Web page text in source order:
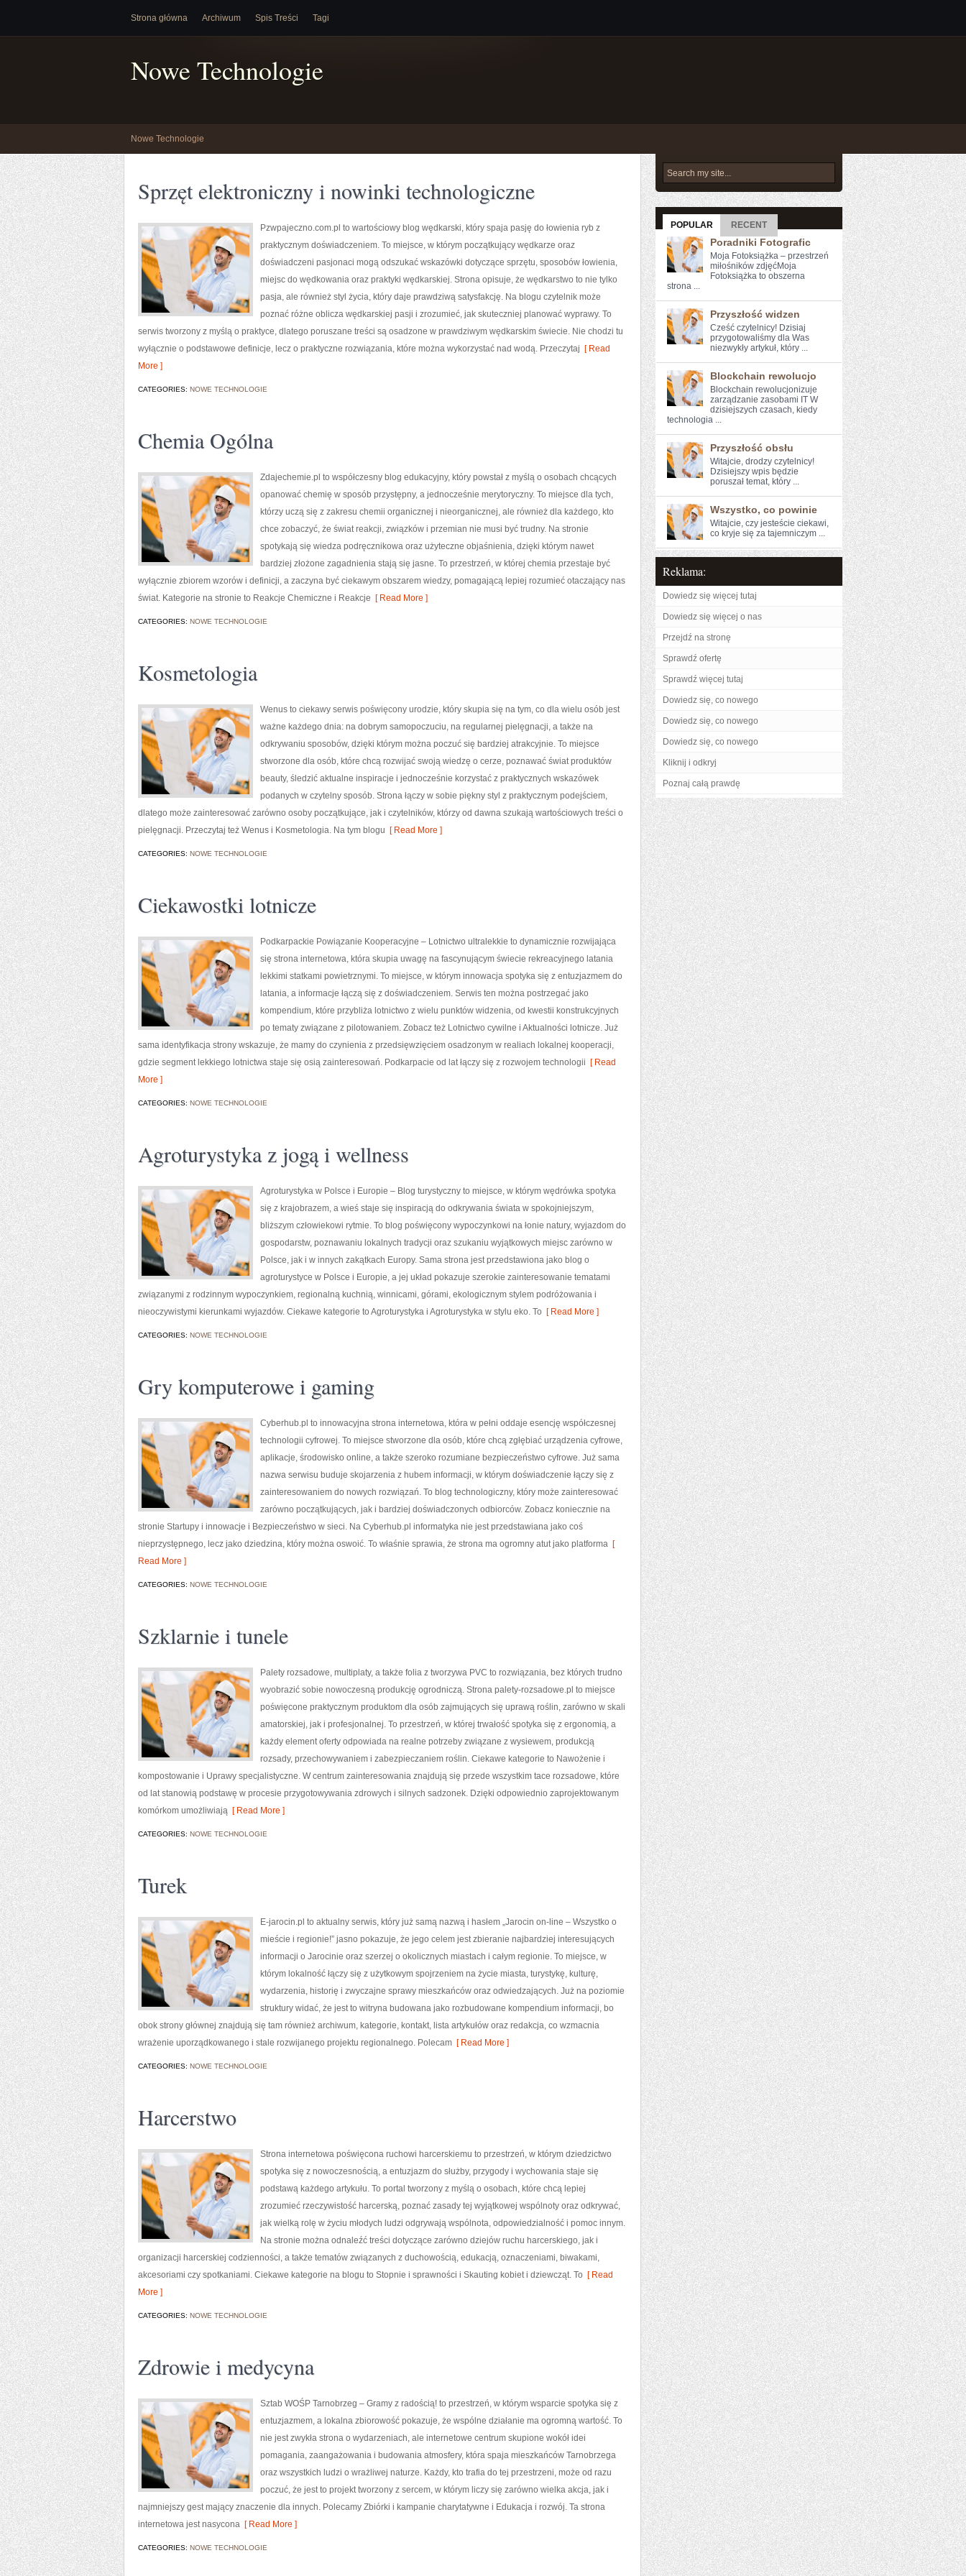
Strona główna Archiwum Spis Treści Tagi
Nowe Technologie
Nowe Technologie
Sprzęt elektroniczny i nowinki technologiczne
Pzwpajeczno.com.pl to wartościowy blog wędkarski, który spaja pasję do łowienia ryb z
praktycznym doświadczeniem. To miejsce, w którym początkujący wędkarze oraz
doświadczeni pasjonaci mogą odszukać wskazówki dotyczące sprzętu, sposobów łowienia,
miejsc do wędkowania oraz praktyki wędkarskiej. Strona opisuje, że wędkarstwo to nie tylko
pasja, ale również styl życia, który daje prawdziwą satysfakcję. Na blogu czytelnik może
poznać różne oblicza wędkarskiej pasji i zrozumieć, jak skuteczniej planować wyprawy. To
serwis tworzony z myślą o praktyce, dlatego poruszane treści są osadzone w prawdziwym wędkarskim świecie. Nie chodzi tu
wyłącznie o podstawowe definicje, lecz o praktyczne rozwiązania, które można wykorzystać nad wodą. Przeczytaj [ Read
More ]
CATEGORIES: NOWE TECHNOLOGIE
Chemia Ogólna
Zdajechemie.pl to współczesny blog edukacyjny, który powstał z myślą o osobach chcących
opanować chemię w sposób przystępny, a jednocześnie merytoryczny. To miejsce dla tych,
którzy uczą się z zakresu chemii organicznej i nieorganicznej, ale również dla każdego, kto
chce zobaczyć, że świat reakcji, związków i przemian nie musi być trudny. Na stronie
spotykają się wiedza podręcznikowa oraz użyteczne objaśnienia, dzięki którym nawet
bardziej złożone zagadnienia stają się jasne. To przestrzeń, w której chemia przestaje być
wyłącznie zbiorem wzorów i definicji, a zaczyna być ciekawym obszarem wiedzy, pomagającą lepiej rozumieć otaczający nas
świat. Kategorie na stronie to Reakcje Chemiczne i Reakcje [ Read More ]
CATEGORIES: NOWE TECHNOLOGIE
Kosmetologia
Wenus to ciekawy serwis poświęcony urodzie, który skupia się na tym, co dla wielu osób jest
ważne każdego dnia: na dobrym samopoczuciu, na regularnej pielęgnacji, a także na
odkrywaniu sposobów, dzięki którym można poczuć się bardziej atrakcyjnie. To miejsce
stworzone dla osób, które chcą rozwijać swoją wiedzę o cerze, poznawać świat produktów
beauty, śledzić aktualne inspiracje i jednocześnie korzystać z praktycznych wskazówek
podanych w czytelny sposób. Strona łączy w sobie piękny styl z praktycznym podejściem,
dlatego może zainteresować zarówno osoby początkujące, jak i czytelników, którzy od dawna szukają wartościowych treści o
pielęgnacji. Przeczytaj też Wenus i Kosmetologia. Na tym blogu [ Read More ]
CATEGORIES: NOWE TECHNOLOGIE
Ciekawostki lotnicze
Podkarpackie Powiązanie Kooperacyjne – Lotnictwo ultralekkie to dynamicznie rozwijająca
się strona internetowa, która skupia uwagę na fascynującym świecie rekreacyjnego latania
lekkimi statkami powietrznymi. To miejsce, w którym innowacja spotyka się z entuzjazmem do
latania, a informacje łączą się z doświadczeniem. Serwis ten można postrzegać jako
kompendium, które przybliża lotnictwo z wielu punktów widzenia, od kwestii konstrukcyjnych
po tematy związane z pilotowaniem. Zobacz też Lotnictwo cywilne i Aktualności lotnicze. Już
sama identyfikacja strony wskazuje, że mamy do czynienia z przedsięwzięciem osadzonym w realiach lokalnej kooperacji,
gdzie segment lekkiego lotnictwa staje się osią zainteresowań. Podkarpacie od lat łączy się z rozwojem technologii [ Read
More ]
CATEGORIES: NOWE TECHNOLOGIE
Agroturystyka z jogą i wellness
Agroturystyka w Polsce i Europie – Blog turystyczny to miejsce, w którym wędrówka spotyka
się z krajobrazem, a wieś staje się inspiracją do odkrywania świata w spokojniejszym,
bliższym człowiekowi rytmie. To blog poświęcony wypoczynkowi na łonie natury, wyjazdom do
gospodarstw, poznawaniu lokalnych tradycji oraz szukaniu wyjątkowych miejsc zarówno w
Polsce, jak i w innych zakątkach Europy. Sama strona jest przedstawiona jako blog o
agroturystyce w Polsce i Europie, a jej układ pokazuje szerokie zainteresowanie tematami
związanymi z rodzinnym wypoczynkiem, regionalną kuchnią, winnicami, górami, ekologicznym stylem podróżowania i
nieoczywistymi kierunkami wyjazdów. Ciekawe kategorie to Agroturystyka i Agroturystyka w stylu eko. To [ Read More ]
CATEGORIES: NOWE TECHNOLOGIE
Gry komputerowe i gaming
Cyberhub.pl to innowacyjna strona internetowa, która w pełni oddaje esencję współczesnej
technologii cyfrowej. To miejsce stworzone dla osób, które chcą zgłębiać urządzenia cyfrowe,
aplikacje, środowisko online, a także szeroko rozumiane bezpieczeństwo cyfrowe. Już sama
nazwa serwisu buduje skojarzenia z hubem informacji, w którym doświadczenie łączy się z
zainteresowaniem do nowych rozwiązań. To blog technologiczny, który może zainteresować
zarówno początkujących, jak i bardziej doświadczonych odbiorców. Zobacz koniecznie na
stronie Startupy i innowacje i Bezpieczeństwo w sieci. Na Cyberhub.pl informatyka nie jest przedstawiana jako coś
nieprzystępnego, lecz jako dziedzina, który można oswoić. To właśnie sprawia, że strona ma ogromny atut jako platforma [
Read More ]
CATEGORIES: NOWE TECHNOLOGIE
Szklarnie i tunele
Palety rozsadowe, multiplaty, a także folia z tworzywa PVC to rozwiązania, bez których trudno
wyobrazić sobie nowoczesną produkcję ogrodniczą. Strona palety-rozsadowe.pl to miejsce
poświęcone praktycznym produktom dla osób zajmujących się uprawą roślin, zarówno w skali
amatorskiej, jak i profesjonalnej. To przestrzeń, w której trwałość spotyka się z ergonomią, a
każdy element oferty odpowiada na realne potrzeby związane z wysiewem, produkcją
rozsady, przechowywaniem i zabezpieczaniem roślin. Ciekawe kategorie to Nawożenie i
kompostowanie i Uprawy specjalistyczne. W centrum zainteresowania znajdują się przede wszystkim tace rozsadowe, które
od lat stanowią podstawę w procesie przygotowywania zdrowych i silnych sadzonek. Dzięki odpowiednio zaprojektowanym
komórkom umożliwiają [ Read More ]
CATEGORIES: NOWE TECHNOLOGIE
Turek
E-jarocin.pl to aktualny serwis, który już samą nazwą i hasłem „Jarocin on-line – Wszystko o
mieście i regionie!” jasno pokazuje, że jego celem jest zbieranie najbardziej interesujących
informacji o Jarocinie oraz szerzej o okolicznych miastach i całym regionie. To miejsce, w
którym lokalność łączy się z użytkowym spojrzeniem na życie miasta, turystykę, kulturę,
wydarzenia, historię i zwyczajne sprawy mieszkańców oraz odwiedzających. Już na poziomie
struktury widać, że jest to witryna budowana jako rozbudowane kompendium informacji, bo
obok strony głównej znajdują się tam również archiwum, kategorie, kontakt, lista artykułów oraz redakcja, co wzmacnia
wrażenie uporządkowanego i stale rozwijanego projektu regionalnego. Polecam [ Read More ]
CATEGORIES: NOWE TECHNOLOGIE
Harcerstwo
Strona internetowa poświęcona ruchowi harcerskiemu to przestrzeń, w którym dziedzictwo
spotyka się z nowoczesnością, a entuzjazm do służby, przygody i wychowania staje się
podstawą każdego artykułu. To portal tworzony z myślą o osobach, które chcą lepiej
zrozumieć rzeczywistość harcerską, poznać zasady tej wyjątkowej wspólnoty oraz odkrywać,
jak wielką rolę w życiu młodych ludzi odgrywają wspólnota, odpowiedzialność i pomoc innym.
Na stronie można odnaleźć treści dotyczące zarówno dziejów ruchu harcerskiego, jak i
organizacji harcerskiej codzienności, a także tematów związanych z duchowością, edukacją, oznaczeniami, biwakami,
akcesoriami czy spotkaniami. Ciekawe kategorie na blogu to Stopnie i sprawności i Skauting kobiet i dziewcząt. To [ Read
More ]
CATEGORIES: NOWE TECHNOLOGIE
Zdrowie i medycyna
Sztab WOŚP Tarnobrzeg – Gramy z radością! to przestrzeń, w którym wsparcie spotyka się z
entuzjazmem, a lokalna zbiorowość pokazuje, że wspólne działanie ma ogromną wartość. To
nie jest zwykła strona o wydarzeniach, ale internetowe centrum skupione wokół idei
pomagania, zaangażowania i budowania atmosfery, która spaja mieszkańców Tarnobrzega
oraz wszystkich ludzi o wrażliwej naturze. Każdy, kto trafia do tej przestrzeni, może od razu
poczuć, że jest to projekt tworzony z sercem, w którym liczy się zarówno wielka akcja, jak i
najmniejszy gest mający znaczenie dla innych. Polecamy Zbiórki i kampanie charytatywne i Edukacja i rozwój. Ta strona
internetowa jest nasycona [ Read More ]
CATEGORIES: NOWE TECHNOLOGIE
POPULAR RECENT
Poradniki Fotografic
Moja Fotoksiążka – przestrzeń
miłośników zdjęćMoja
Fotoksiążka to obszerna
strona ...
Przyszłość widzen
Cześć czytelnicy! Dzisiaj
przygotowaliśmy dla Was
niezwykły artykuł, który ...
Blockchain rewolucjo
Blockchain rewolucjonizuje
zarządzanie zasobami IT W
dzisiejszych ⁢czasach, kiedy
technologia ...
Przyszłość obsłu
Witajcie, ⁤drodzy ​czytelnicy!⁣
Dzisiejszy wpis będzie
poruszał⁤ temat, który ...
Wszystko, co powinie
Witajcie, ⁢czy jesteście​ ciekawi,
co‌ kryje się za tajemniczym ...
Reklama:
Dowiedz się więcej tutaj
Dowiedz się więcej o nas
Przejdź na stronę
Sprawdź ofertę
Sprawdź więcej tutaj
Dowiedz się, co nowego
Dowiedz się, co nowego
Dowiedz się, co nowego
Kliknij i odkryj
Poznaj całą prawdę